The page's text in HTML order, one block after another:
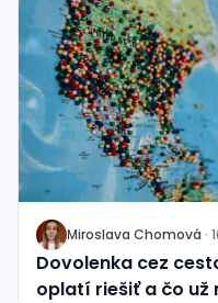
J Miroslava Chomová ·
Dovolenka cez
oplatí riešiť a čo už